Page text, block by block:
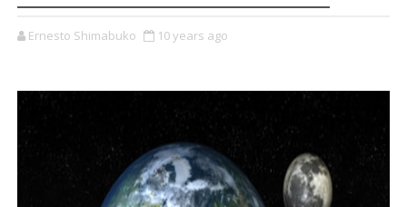
Ernesto Shimabuko 10 years ago